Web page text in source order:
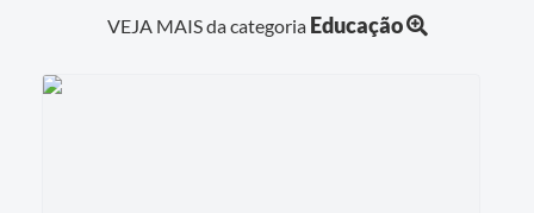
VEJA MAIS da categoria Educação